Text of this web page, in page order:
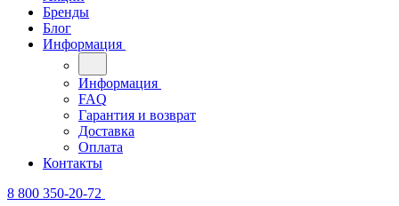
Бренды
Блог
Информация
Информация
FAQ
Гарантия и возврат
Доставка
Оплата
Контакты
8 800 350-20-72